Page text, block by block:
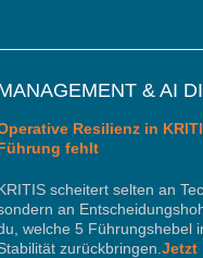
& AI
Resilienz in
fehlt
scheitert selten an
an
welche 5 Führungshebel
zurückbringen. Jetzt